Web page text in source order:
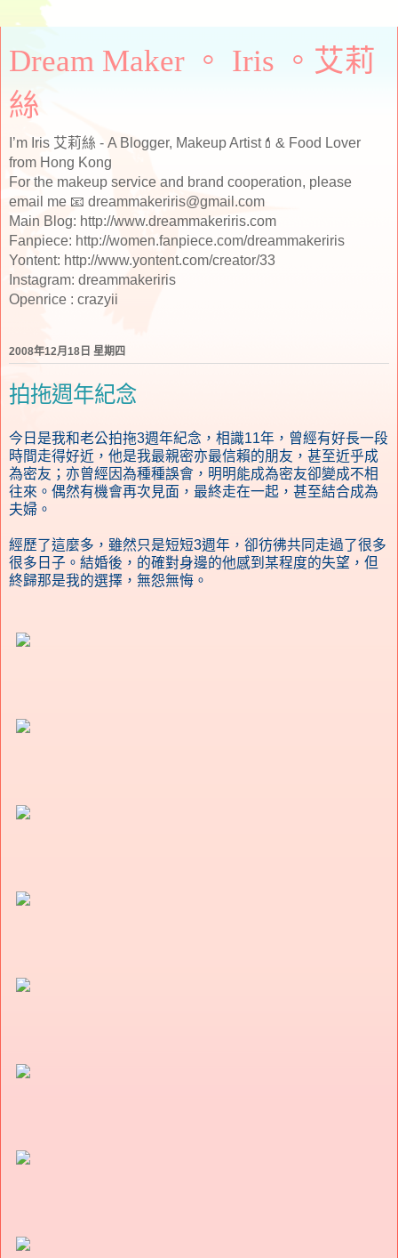
Dream Maker 。 Iris 。艾莉
絲
I’m Iris 艾莉絲 - A Blogger, Makeup Artist💄& Food Lover
from Hong Kong
For the makeup service and brand cooperation, please
email me 📧 dreammakeriris@gmail.com
Main Blog: http://www.dreammakeriris.com
Fanpiece: http://women.fanpiece.com/dreammakeriris
Yontent: http://www.yontent.com/creator/33
Instagram: dreammakeriris
Openrice : crazyii
2008年12月18日 星期四
拍拖週年紀念
今日是我和老公拍拖3週年紀念，相識11年，曾經有好長一段
時間走得好近，他是我最親密亦最信賴的朋友，甚至近乎成
為密友；亦曾經因為種種誤會，明明能成為密友卻變成不相
往來。偶然有機會再次見面，最終走在一起，甚至結合成為
夫婦。
經歷了這麼多，雖然只是短短3週年，卻彷彿共同走過了很多
很多日子。結婚後，的確對身邊的他感到某程度的失望，但
終歸那是我的選擇，無怨無悔。